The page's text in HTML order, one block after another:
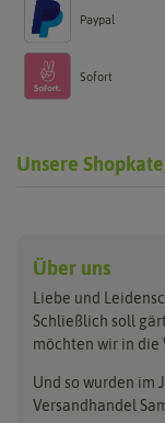
Paypal
Sofort
Unsere
Anzuchtschalen
Beleuchtung
Erdbeertürme
Folien, Vliese und
Gartengeräte
Benary
Buzzy Seeds
Clever Pots
Dürr-Samen
Über uns
Liebe und
Schließlich soll
möchten wir in die
Und so wurden im
Versandhandel